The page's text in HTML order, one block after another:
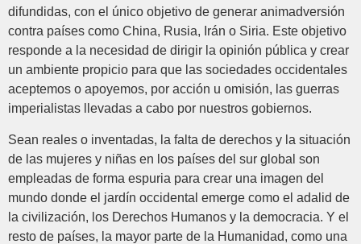
difundidas, con el único objetivo de generar animadversión
contra países como China, Rusia, Irán o Siria. Este objetivo
responde a la necesidad de dirigir la opinión pública y crear
un ambiente propicio para que las sociedades occidentales
aceptemos o apoyemos, por acción u omisión, las guerras
imperialistas llevadas a cabo por nuestros gobiernos.
Sean reales o inventadas, la falta de derechos y la situación
de las mujeres y niñas en los países del sur global son
empleadas de forma espuria para crear una imagen del
mundo donde el jardín occidental emerge como el adalid de
la civilización, los Derechos Humanos y la democracia. Y el
resto de países, la mayor parte de la Humanidad, como una